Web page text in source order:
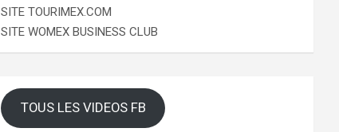
SITE TOURIMEX.COM
SITE WOMEX BUSINESS CLUB
TOUS LES VIDEOS FB